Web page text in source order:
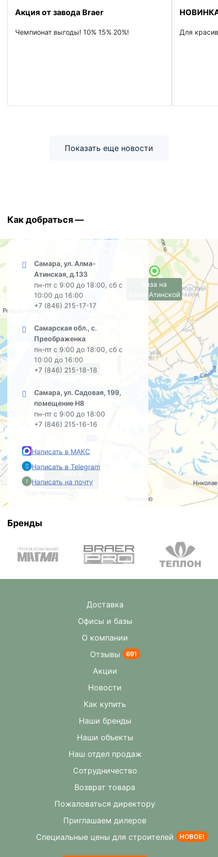
Акция от завода Braer
Чемпионат выгоды! 10% 15% 20%! Для
Показать еще новости
Как добраться —
Самара, ул. Алма-
Атинская, д.133
пн-пт с 9:00 до 18:00, сб с
10:00 до 16:00
+7 (846) 215-17-17
Самарская обл., с.
Преображенка
пн-пт с 9:00 до 18:00, сб с
10:00 до 16:00
+7 (846) 215-18-18
Самара, ул. Садовая, 199,
помещение Н8
пн-пт с 9:00 до 18:00
+7 (846) 215-16-16
Написать в МАКС
Написать в Telegram
Написать на почту
офис на Садовой
база в
Преображенке
база на
Алма-Атинской
Бренды
Доставка
Офисы и базы
О компании
Отзывы
691
Акции
Новости
Как купить
Наши бренды
Наши объекты
Наш отдел продаж
Сотрудничество
Возврат товара
Пожаловаться директору
Приглашаем дилеров
Специальные цены для строителей
НОВОЕ!